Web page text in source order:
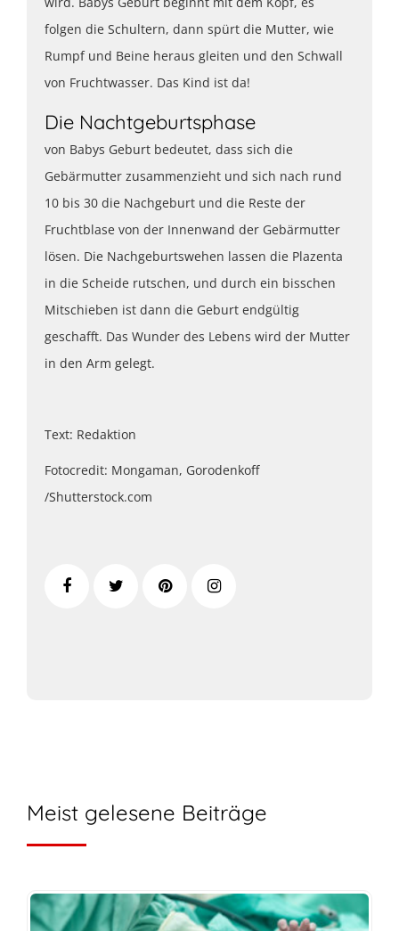
folgen die Schultern, dann spürt die Mutter, wie
Rumpf und Beine heraus gleiten und den Schwall
von Fruchtwasser. Das Kind ist da!
Die Nachtgeburtsphase
von Babys Geburt bedeutet, dass sich die
Gebärmutter zusammenzieht und sich nach rund
10 bis 30 die Nachgeburt und die Reste der
Fruchtblase von der Innenwand der Gebärmutter
lösen. Die Nachgeburtswehen lassen die Plazenta
in die Scheide rutschen, und durch ein bisschen
Mitschieben ist dann die Geburt endgültig
geschafft. Das Wunder des Lebens wird der Mutter
in den Arm gelegt.
Text: Redaktion
Fotocredit: Mongaman, Gorodenkoff
/Shutterstock.com
Meist gelesene Beiträge